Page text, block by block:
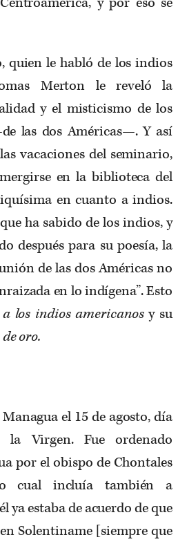
quien le habló de los indios
Merton le reveló la
y el misticismo de los
las dos Américas—. Y así
vacaciones del seminario,
en la biblioteca del
en cuanto a indios.
ha sabido de los indios, y
después para su poesía, la
de las dos Américas no
en lo indígena”. Esto
los indios americanosy su
oro.
el 15 de agosto, día
Virgen. Fue ordenado
por el obispo de Chontales
cual incluía también a
ya estaba de acuerdo de que
Solentiname [siempre que